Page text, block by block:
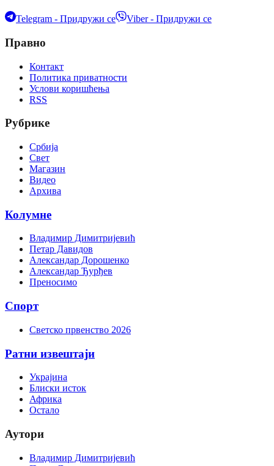
Telegram - Придружи се Viber - Придружи се
Правно
Контакт
Политика приватности
Услови коришћења
RSS
Рубрике
Србија
Свет
Магазин
Видео
Архива
Колумне
Владимир Димитријевић
Петар Давидов
Александар Дорошенко
Александар Ђурђев
Преносимо
Спорт
Светско првенство 2026
Ратни извештаји
Украјина
Блиски исток
Африка
Остало
Аутори
Владимир Димитријевић